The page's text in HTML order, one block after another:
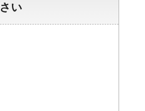
い